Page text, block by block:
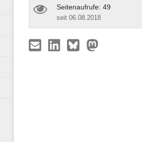
Seitenaufrufe: 49
seit 06.08.2018